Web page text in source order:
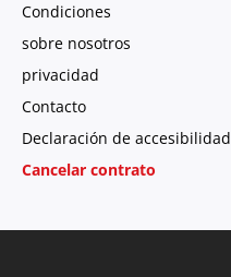
Condiciones
sobre nosotros
privacidad
Contacto
Declaración de accesibilidad
Cancelar contrato